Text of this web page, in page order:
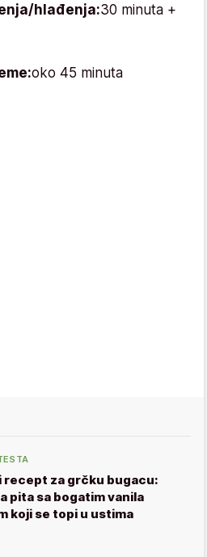
hlađenja:30 minuta +
oko 45 minuta
recept za grčku bugacu:
pita sa bogatim vanila
koji se topi u ustima